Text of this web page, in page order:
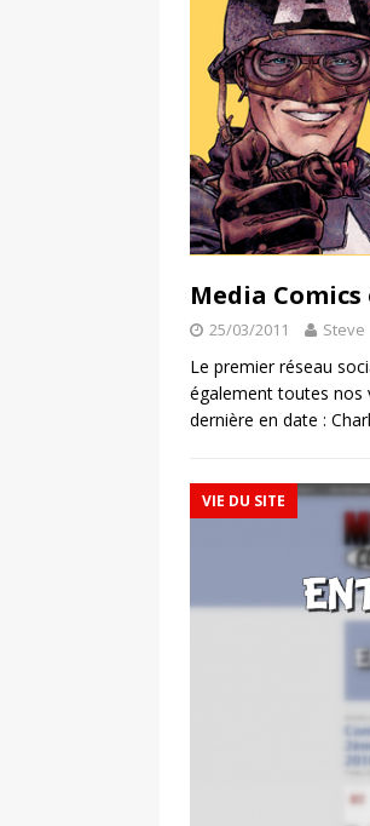
Media
25/03/2011 Steve
Le premier réseau
également toutes nos
dernière en date :
VIE DU SITE